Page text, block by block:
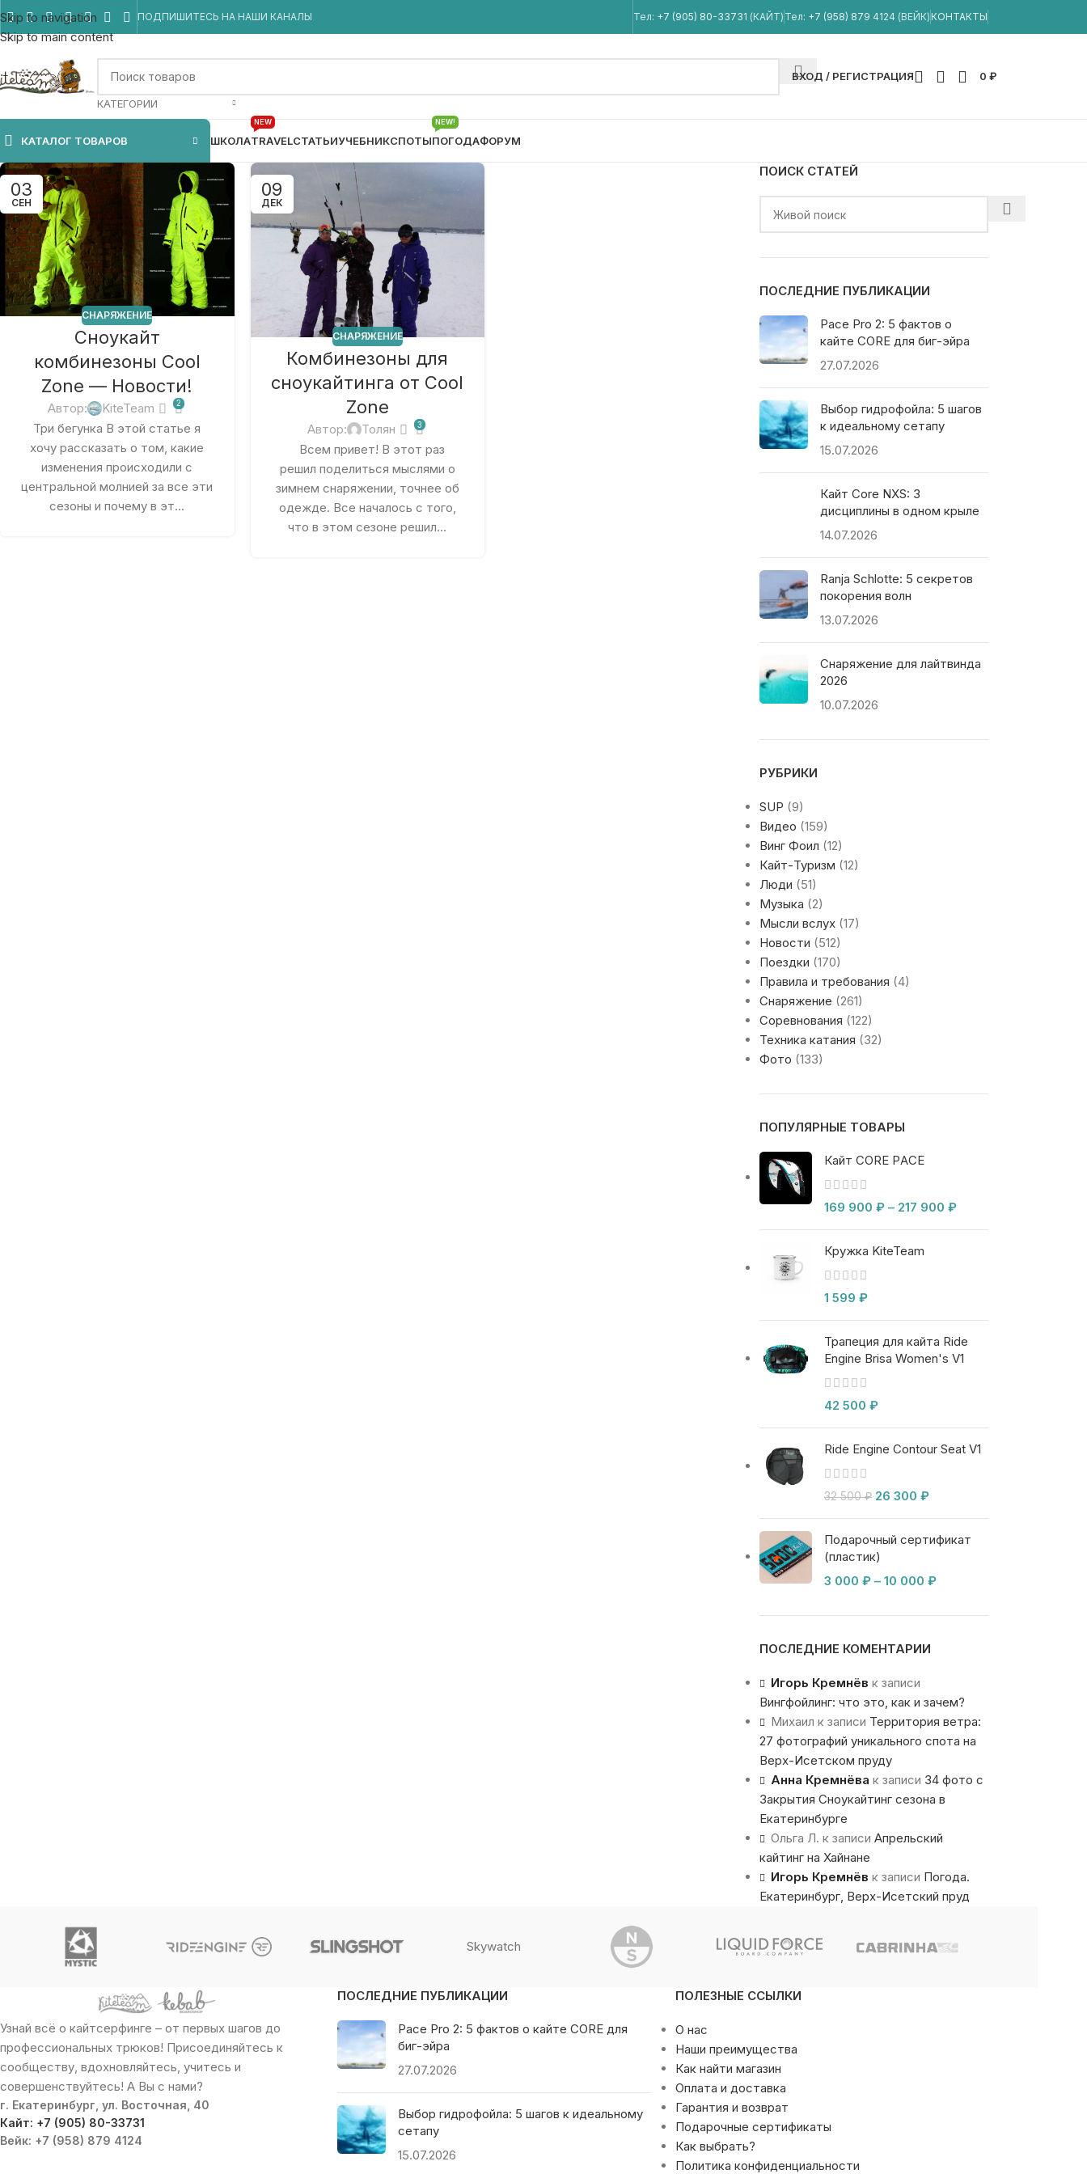
Skip to navigation
Skip to main content
ПОДПИШИТЕСЬ НА НАШИ КАНАЛЫ
Тел: +7 (905) 80-33731 (КАЙТ) Тел: +7 (958) 879 4124 (ВЕЙК) КОНТАКТЫ
КАТЕГОРИИ
ВХОД / РЕГИСТРАЦИЯ 0 ₽
КАТАЛОГ ТОВАРОВ ШКОЛАTRAVEL
NEW
СТАТЬИУЧЕБНИКСПОТЫПОГОДА
NEW!
ФОРУМ
03
СЕН
СНАРЯЖЕНИЕ
Сноукайт
комбинезоны Cool
Zone — Новости!
Автор: KiteTeam 2
Три бегунка В этой статье я
хочу рассказать о том, какие
изменения происходили с
центральной молнией за все эти
сезоны и почему в эт...
09
ДЕК
СНАРЯЖЕНИЕ
Комбинезоны для
сноукайтинга от Cool
Zone
Автор: Толян 3
Всем привет! В этот раз
решил поделиться мыслями о
зимнем снаряжении, точнее об
одежде. Все началось с того,
что в этом сезоне решил...
ПОИСК СТАТЕЙ
ПОСЛЕДНИЕ ПУБЛИКАЦИИ
Pace Pro 2: 5 фактов о
кайте CORE для биг-эйра
27.07.2026
Выбор гидрофойла: 5 шагов
к идеальному сетапу
15.07.2026
Кайт Core NXS: 3
дисциплины в одном крыле
14.07.2026
Ranja Schlotte: 5 секретов
покорения волн
13.07.2026
Снаряжение для лайтвинда
2026
10.07.2026
РУБРИКИ
SUP (9)
Видео (159)
Винг Фоил (12)
Кайт-Туризм (12)
Люди (51)
Музыка (2)
Мысли вслух(17)
Новости (512)
Поездки (170)
Правила и требования (4)
Снаряжение (261)
Соревнования (122)
Техника катания (32)
Фото (133)
ПОПУЛЯРНЫЕ ТОВАРЫ
Кайт CORE PACE
169 900 ₽ – 217 900 ₽
Кружка KiteTeam
1 599 ₽
Трапеция для кайта Ride
Engine Brisa Women's V1
42 500 ₽
Ride Engine Contour Seat V1
32 500₽ 26 300 ₽
Подарочный сертификат
(пластик)
3 000 ₽ – 10 000 ₽
ПОСЛЕДНИЕ КОМЕНТАРИИ
Игорь Кремнёв к записи
Вингфойлинг: что это, как и зачем?
Михаил к записи Территория ветра:
27 фотографий уникального спота на
Верх-Исетском пруду
Анна Кремнёва к записи 34 фото с
Закрытия Сноукайтинг сезона в
Екатеринбурге
Ольга Л. к записи Апрельский
кайтинг на Хайнане
Игорь Кремнёв к записи Погода.
Екатеринбург, Верх-Исетский пруд
Skywatch
Узнай всё о кайтсерфинге – от первых шагов до
профессиональных трюков! Присоединяйтесь к
сообществу, вдохновляйтесь, учитесь и
совершенствуйтесь! А Вы с нами?
г. Екатеринбург, ул. Восточная, 40
Кайт: +7 (905) 80-33731
Вейк: +7 (958) 879 4124
ПОСЛЕДНИЕ ПУБЛИКАЦИИ
Pace Pro 2: 5 фактов о кайте CORE для
биг-эйра
27.07.2026
Выбор гидрофойла: 5 шагов к идеальному
сетапу
15.07.2026
ПОЛЕЗНЫЕ ССЫЛКИ
О нас
Наши преимущества
Как найти магазин
Оплата и доставка
Гарантия и возврат
Подарочные сертификаты
Как выбрать?
Политика конфиденциальности